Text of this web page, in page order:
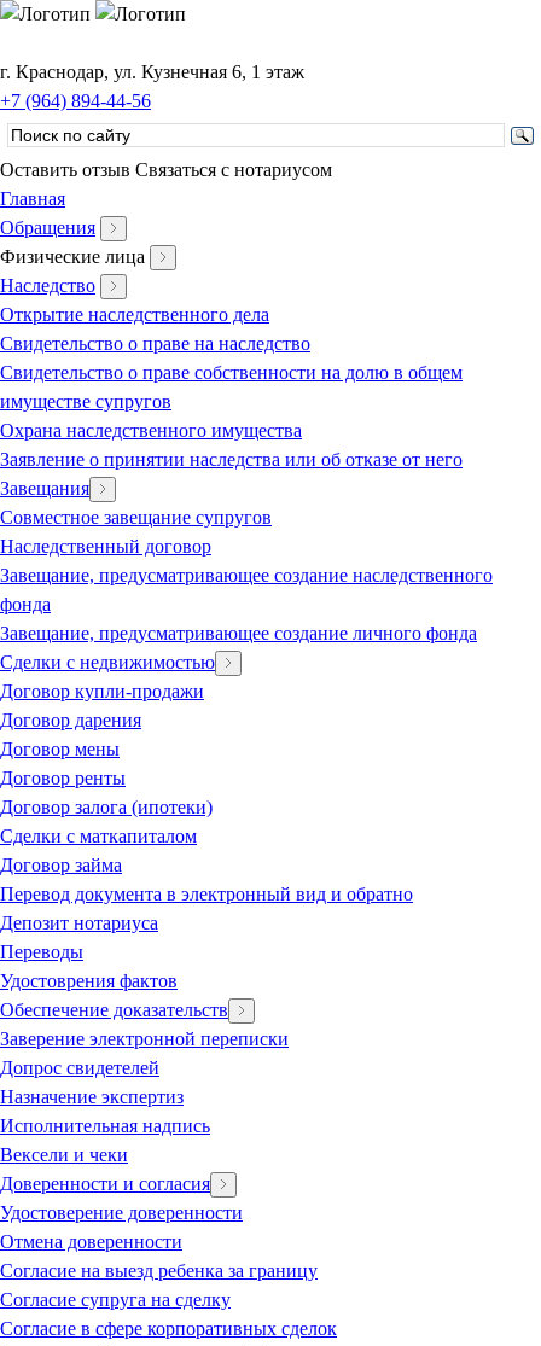
г. Краснодар, ул. Кузнечная 6, 1 этаж
+7 (964) 894-44-56
Оставить отзыв Связаться с нотариусом
Главная
Обращения
Физические лица
Наследство
Открытие наследственного дела
Свидетельство о праве на наследство
Свидетельство о праве собственности на долю в общем
имуществе супругов
Охрана наследственного имущества
Заявление о принятии наследства или об отказе от него
Завещания
Совместное завещание супругов
Наследственный договор
Завещание, предусматривающее создание наследственного
фонда
Завещание, предусматривающее создание личного фонда
Сделки с недвижимостью
Договор купли-продажи
Договор дарения
Договор мены
Договор ренты
Договор залога (ипотеки)
Сделки с маткапиталом
Договор займа
Перевод документа в электронный вид и обратно
Депозит нотариуса
Переводы
Удостоврения фактов
Обеспечение доказательств
Заверение электронной переписки
Допрос свидетелей
Назначение экспертиз
Исполнительная надпись
Вексели и чеки
Доверенности и согласия
Удостоверение доверенности
Отмена доверенности
Согласие на выезд ребенка за границу
Согласие супруга на сделку
Согласие в сфере корпоративных сделок